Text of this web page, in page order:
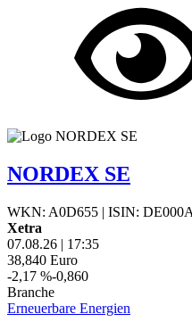
NORDEX SE
WKN: A0D655 | ISIN:
Xetra
07.08.26 | 17:35
38,840 Euro
-2,17 %-0,860
Branche
Erneuerbare Energien